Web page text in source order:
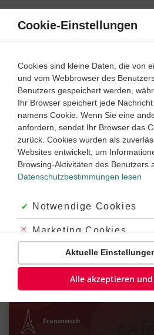
Direkt
Inhalt
Lernwege mit Erklär- und
Französisch
Die indirekte Rede und die
#discours indirect #indirekte Rede
#indirekte Rede Französisch
2
3
Französisch
Cookie-Einstellungen
Cookies sind kleine Daten, die von
und vom Webbrowser des
Benutzers gespeichert werden,
Ihr Browser speichert jede
namens Cookie. Wenn Sie eine
anfordern, sendet Ihr Browser das
zurück. Cookies wurden als
Websites entwickelt, um
Browsing-Aktivitäten des Benutzers
Datenschutzbestimmungen lesen
Akzeptiert:
Notwendige Cookies
Abgelehnt:
Marketing Cookies
Abgelehnt:
Personalisierungs-
Aktuelle
Alle akzeptieren